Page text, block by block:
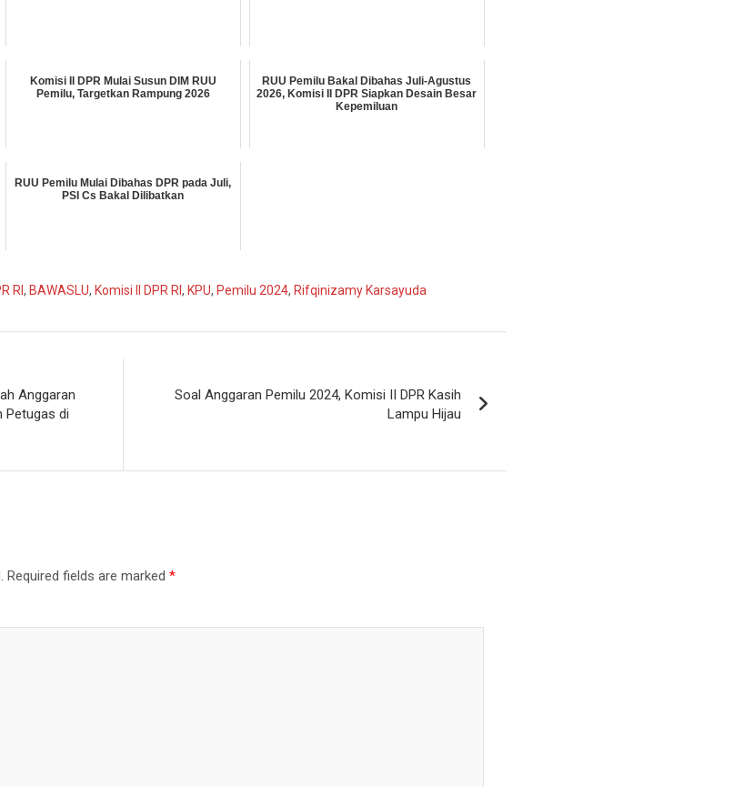
Komisi II DPR Mulai Susun DIM RUU
Pemilu, Targetkan Rampung 2026
RUU Pemilu Bakal Dibahas Juli-Agustus
2026, Komisi II DPR Siapkan Desain Besar
Kepemiluan
RUU Pemilu Mulai Dibahas DPR pada Juli,
PSI Cs Bakal Dilibatkan
RI, BAWASLU, Komisi II DPR RI, KPU, Pemilu 2024, Rifqinizamy Karsayuda
Anggaran
Petugas di
Soal Anggaran Pemilu 2024, Komisi II DPR Kasih
Lampu Hijau
Required fields are marked*